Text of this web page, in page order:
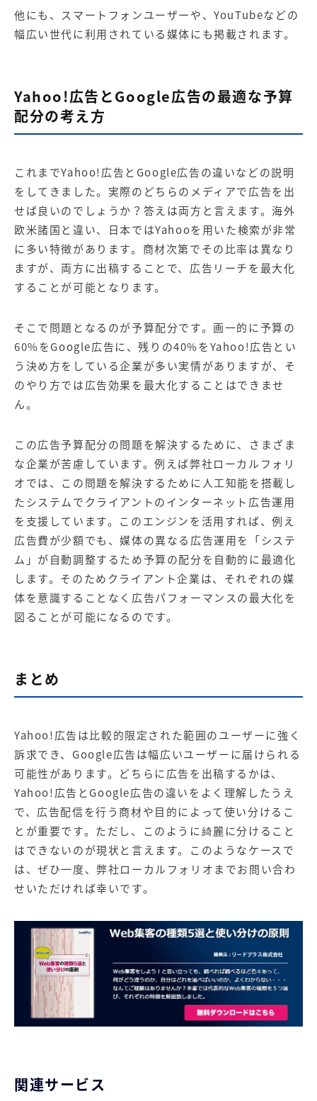
他にも、スマートフォンユーザーや、YouTubeなどの
幅広い世代に利用されている媒体にも掲載されます。
Yahoo!広告とGoogle広告の最適な予算
配分の考え方
これまでYahoo!広告とGoogle広告の違いなどの説明
をしてきました。実際のどちらのメディアで広告を出
せば良いのでしょうか？答えは両方と言えます。海外
欧米諸国と違い、日本ではYahooを用いた検索が非常
に多い特徴があります。商材次第でその比率は異なり
ますが、両方に出稿することで、広告リーチを最大化
することが可能となります。
そこで問題となるのが予算配分です。画一的に予算の
60%をGoogle広告に、残りの40%をYahoo!広告とい
う決め方をしている企業が多い実情がありますが、そ
のやり方では広告効果を最大化することはできませ
ん。
この広告予算配分の問題を解決するために、さまざま
な企業が苦慮しています。例えば弊社ローカルフォリ
オでは、この問題を解決するために人工知能を搭載し
たシステムでクライアントのインターネット広告運用
を支援しています。このエンジンを活用すれば、例え
広告費が少額でも、媒体の異なる広告運用を「システ
ム」が自動調整するため予算の配分を自動的に最適化
します。そのためクライアント企業は、それぞれの媒
体を意識することなく広告パフォーマンスの最大化を
図ることが可能になるのです。
まとめ
Yahoo!広告は比較的限定された範囲のユーザーに強く
訴求でき、Google広告は幅広いユーザーに届けられる
可能性があります。どちらに広告を出稿するかは、
Yahoo!広告とGoogle広告の違いをよく理解したうえ
で、広告配信を行う商材や目的によって使い分けるこ
とが重要です。ただし、このように綺麗に分けること
はできないのが現状と言えます。このようなケースで
は、ぜひ一度、弊社ローカルフォリオまでお問い合わ
せいただければ幸いです。
関連サービス